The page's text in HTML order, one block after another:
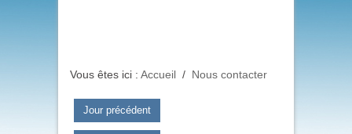
Vous êtes ici : Accueil / Nous contacter
Jour précédent